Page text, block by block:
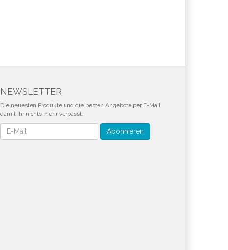
NEWSLETTER
Die neuesten Produkte und die besten Angebote per E-Mail,
damit Ihr nichts mehr verpasst.
Newsletter Abonnieren